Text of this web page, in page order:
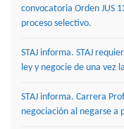
convocatoria Orden JUS
proceso selectivo.
STAJ informa. STAJ
ley y negocie de una vez
STAJ informa. Carrera
negociación al negarse a